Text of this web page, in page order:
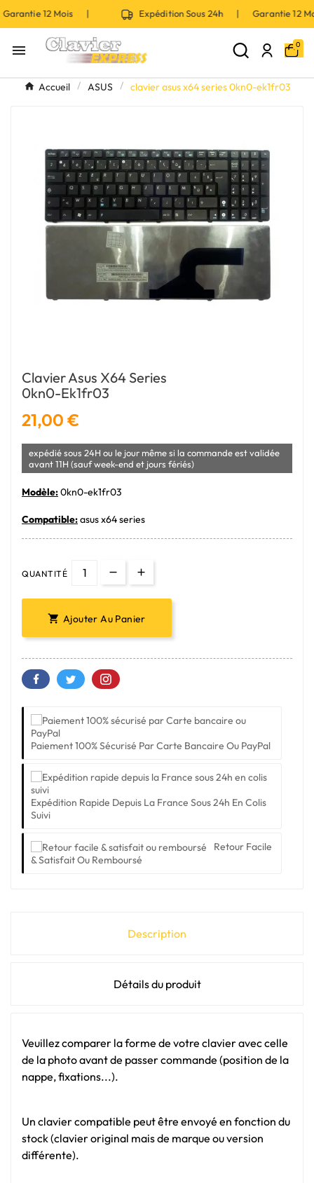
12 Mois | Expédition Sous 24h | Garantie 12
 0
Accueil ASUS clavier asus x64 series 0kn0-ek1fr03
Clavier Asus X64 Series
0kn0-Ek1fr03
21,00 €
expédié sous 24H ou le jour même si la commande est validée
avant 11H (sauf week-end et jours fériés)
Modèle:0kn0-ek1fr03
Compatible:asus x64 series
QUANTITÉ
 Ajouter Au Panier
Paiement 100% Sécurisé Par Carte Bancaire Ou PayPal
Expédition Rapide Depuis La France Sous 24h En Colis
Suivi
Retour Facile
& Satisfait Ou Remboursé
Description
Détails du produit
Veuillez comparer la forme de votre clavier avec celle
de la photo avant de passer commande (position de la
nappe, fixations...).
Un clavier compatible peut être envoyé en fonction du
stock (clavier original mais de marque ou version
différente).